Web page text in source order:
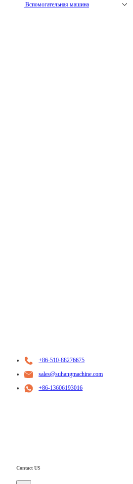
Вспомогательная машина
+86-510-88276675
sales@suhangmachine.com
+86-13606193016
Contact US